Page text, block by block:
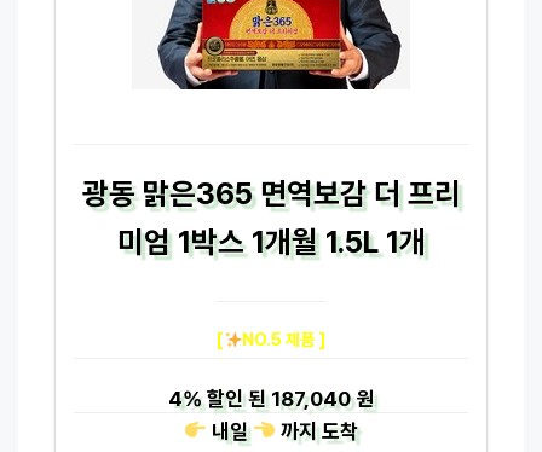
광동 맑은365 면역보감 더 프리
미엄 1박스 1개월 1.5L 1개
[ NO.5 제품 ]
4%할인 된187,040 원
내일
까지도착